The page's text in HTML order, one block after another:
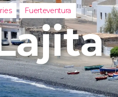
Maroc
Turquie
Fuerteventura